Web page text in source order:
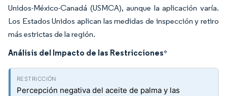
Unidos-México-Canadá (USMCA), aunque la aplicación varía.
Los Estados Unidos aplican las medidas de inspección y retiro
más estrictas de la región.
Análisis del Impacto de las Restricciones*
Percepción negativa del aceite de palma y las